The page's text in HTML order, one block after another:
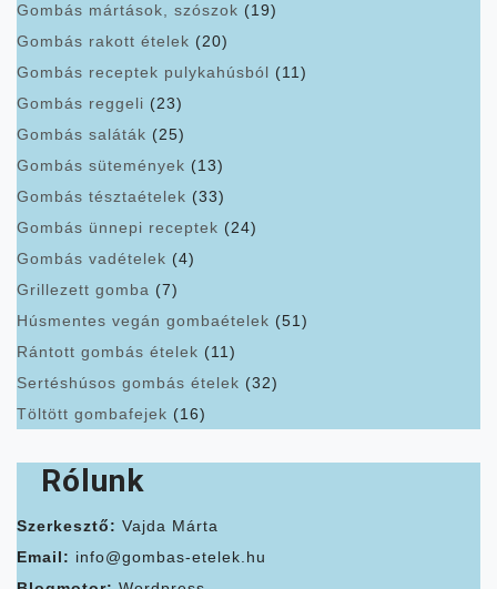
Gombás mártások, szószok (19)
Gombás rakott ételek (20)
Gombás receptek pulykahúsból (11)
Gombás reggeli (23)
Gombás saláták (25)
Gombás sütemények (13)
Gombás tésztaételek (33)
Gombás ünnepi receptek (24)
Gombás vadételek (4)
Grillezett gomba (7)
Húsmentes vegán gombaételek (51)
Rántott gombás ételek (11)
Sertéshúsos gombás ételek (32)
Töltött gombafejek (16)
Rólunk
Szerkesztő: Vajda Márta
Email: info@gombas-etelek.hu